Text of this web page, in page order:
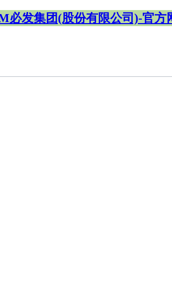
必发集团(股份有限公司)-官方